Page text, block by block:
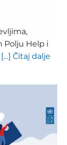
Polju Help i
[…] Čitaj dalje